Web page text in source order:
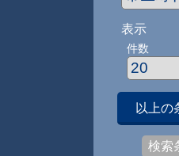
表示
件数
以上の
検索